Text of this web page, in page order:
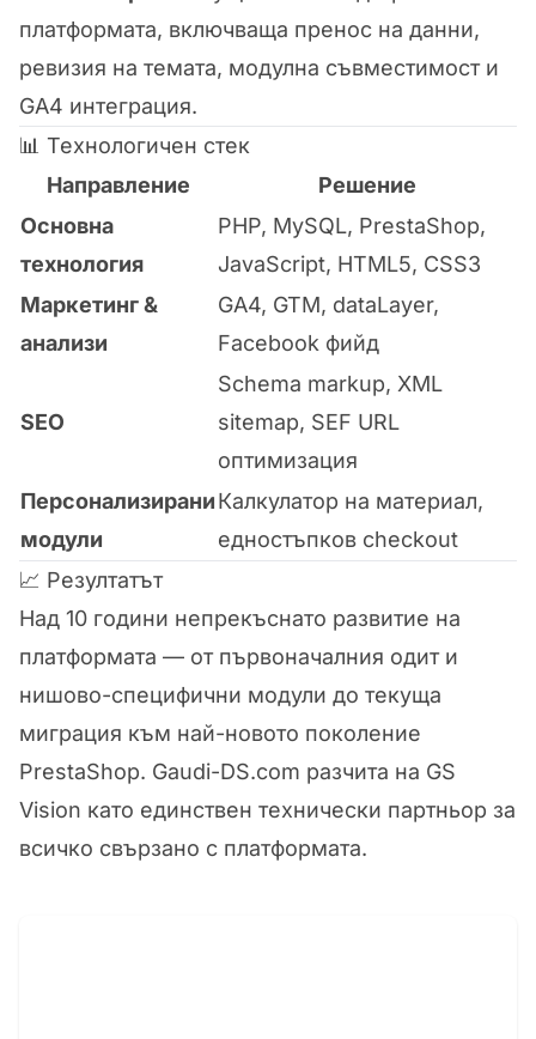
платформата, включваща пренос на данни,
ревизия на темата, модулна съвместимост и
GA4 интеграция.
📊 Технологичен стек
Направление
Решение
Основна
технология
PHP, MySQL, PrestaShop,
JavaScript, HTML5, CSS3
Маркетинг &
анализи
GA4, GTM, dataLayer,
Facebook фийд
SEO
Schema markup, XML
sitemap, SEF URL
оптимизация
Персонализирани
модули
Калкулатор на материал,
едностъпков checkout
📈 Резултатът
Над 10 години непрекъснато развитие на
платформата — от първоначалния одит и
нишово-специфични модули до текуща
миграция към най-новото поколение
PrestaShop. Gaudi-DS.com разчита на GS
Vision като единствен технически партньор за
всичко свързано с платформата.